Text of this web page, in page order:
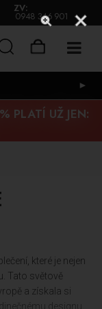
ZV:
0948 346 901
►
PLATÍ UŽ JEN:
které je nejen
Tato světově
a získala si
designu.